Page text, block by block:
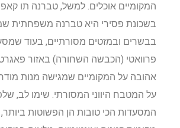
המקומיים אוכלים. למשל, טברנה תו
בשכונת פסירי היא טברנה משפחתית
בבשרים ובמזטים מסורתיים, בעוד שמסעדת
פרוואטי (הכבשה השחורה) באזור פאגרטי
אהובה על המקומיים שמגישה מנות
על המטבח היווני המסורתי. שימו לב,
המסעדות הכי טובות הן הפשוטות ביותר,